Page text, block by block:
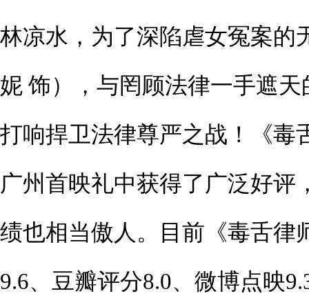
林凉水，为了深陷虐女冤案的
妮 饰），与罔顾法律一手遮
打响捍卫法律尊严之战！《毒
广州首映礼中获得了广泛好评
绩也相当傲人。目前《毒舌律
9.6、豆瓣评分8.0、微博点映